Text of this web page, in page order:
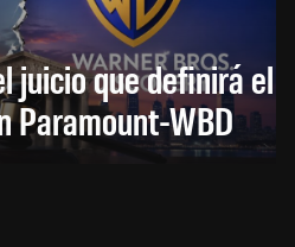
juicio que definirá el
Paramount-WBD